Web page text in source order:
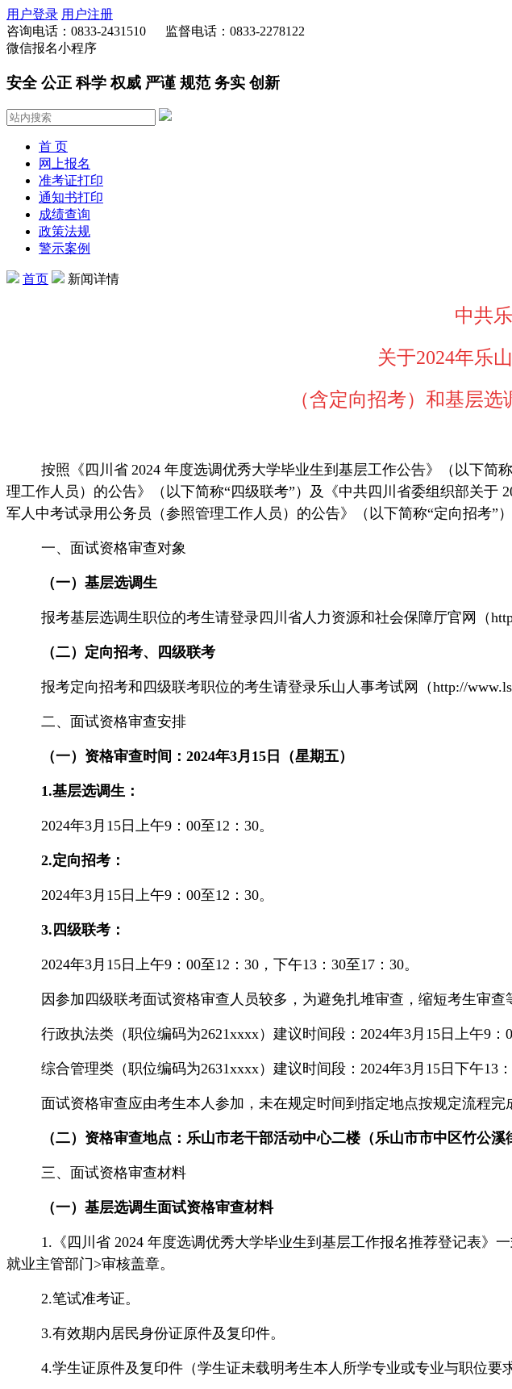
用户登录 用户注册
咨询电话：0833-2431510 监督电话：0833-2278122
微信报名小程序
安全 公正 科学 权威 严谨 规范 务实 创新
首 页
网上报名
准考证打印
通知书打印
成绩查询
政策法规
警示案例
首页 新闻详情
中共
关于2024年乐
（含定向招考）和基层
按照《四川省 2024 年度选调优秀大学毕业生到基层工作公告》（ 以下简称
理工作人员）的公告》（以下简称“四级联考”）及《中共四川省委组织部关于
军人中考试录用公务员（参照管理工作人员）的公告》（ 以下简称“定向招考”
一、面试资格审查对象
（一）基层选调生
报考基层选调生职位的考生请登录四川省人力资源和社会保障厅官网 （
（二）定向招考、四级联考
报考定向招考和四级联考职位的考生请登录乐山人事考试网 （http://
二、面试资格审查安排
（一）资格审查时间 ： 2024年3月15日（星期五）
1.基层选调生：
2024年3月15日 上午9：00至12： 30。
2.定向招考：
2024年3月15日上午9：00至12：30。
3.四级联考：
2024年3月15日上午9：00至12：30，下午13：30至17：30。
因参加四级联考面试资格审查人员较多，为避免扎堆审查，缩短考生审
行政执法类（职位编码为2621xxxx）建议时间段：2024年3月15日上午9：
综合管理类（职位编码为2631xxxx）建议时间段：2024年3月15日下午13：
面试资格审查应由考生本人参加，未在规定时间到指定地点按规定流程完
（二）资格审查地点： 乐山市老干部活动中心二楼（乐山市市中区竹公溪
三、面试资格审查材料
（一）基层选调生面试资格审查材料
1.《四川省 2024 年度选调优秀大学毕业生到基层工作报名推荐登记表》
就业主管部门>审核盖章。
2.笔试准考证。
3.有效期内居民身份证原件及复印件。
4.学生证原件及复印件（学生证未载明考生本人所学专业或专业与职位